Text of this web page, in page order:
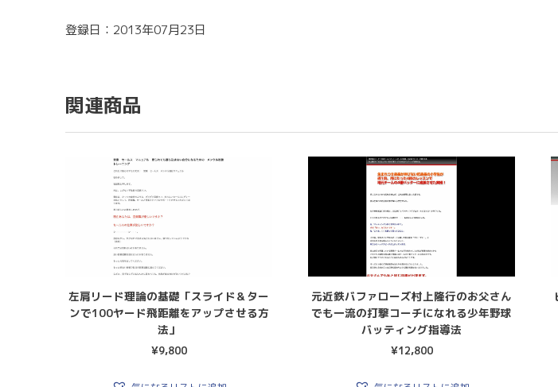
登録日：2013年07月23日
関連商品
左肩リード理論の基礎「スライド＆ター
ンで100ヤード飛距離をアップさせる方
法」
¥9,800
元近鉄バファローズ村上隆行のお父さん
でも一流の打撃コーチになれる少年野球
バッティング指導法
¥12,800